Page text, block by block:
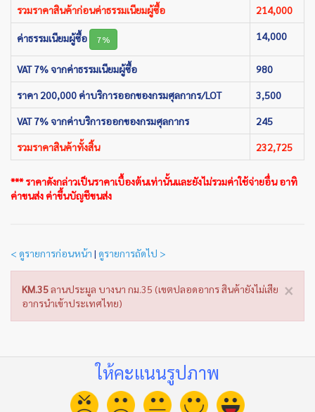
รวมราคาสินค้าก่อนค่าธรรมเนียมผู้ซื้อ 214,000
ค่าธรรมเนียมผู้ซื้อ 7% 14,000
VAT 7% จากค่าธรรมเนียมผู้ซื้อ 980
ราคา 200,000 ค่าบริการออกของกรมศุลกากร/LOT 3,500
VAT 7% จากค่าบริการออกของกรมศุลกากร 245
รวมราคาสินค้าทั้งสิ้น 232,725
*** ราคาดังกล่าวเป็นราคาเบื้องต้นเท่านั้นและยังไม่รวมค่าใช้จ่ายอื่น อาทิ
ค่าขนส่ง ค่าขึ้นบัญชีขนส่ง
< ดูรายการก่อนหน้า | ดูรายการถัดไป >
×
KM.35ลานประมูล บางนา กม.35 (เขตปลอดอากร สินค้ายังไม่เสีย
อากรนำเข้าประเทศไทย)
ให้คะแนนรูปภาพ